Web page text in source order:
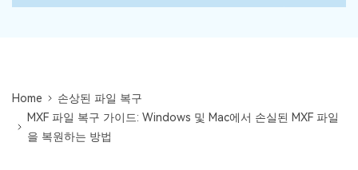
Home
손상된 파일 복구
MXF 파일 복구 가이드: Windows 및 Mac에서 손실된 MXF 파일
을 복원하는 방법